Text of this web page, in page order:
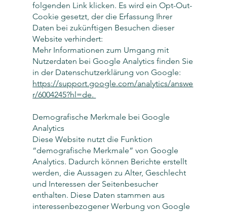
folgenden Link klicken. Es wird ein Opt-Out-
Cookie gesetzt, der die Erfassung Ihrer
Daten bei zukünftigen Besuchen dieser
Website verhindert:
Mehr Informationen zum Umgang mit
Nutzerdaten bei Google Analytics finden Sie
in der Datenschutzerklärung von Google:
https://support.google.com/analytics/answe
r/6004245?hl=de.
Demografische Merkmale bei Google
Analytics
Diese Website nutzt die Funktion
“demografische Merkmale” von Google
Analytics. Dadurch können Berichte erstellt
werden, die Aussagen zu Alter, Geschlecht
und Interessen der Seitenbesucher
enthalten. Diese Daten stammen aus
interessenbezogener Werbung von Google